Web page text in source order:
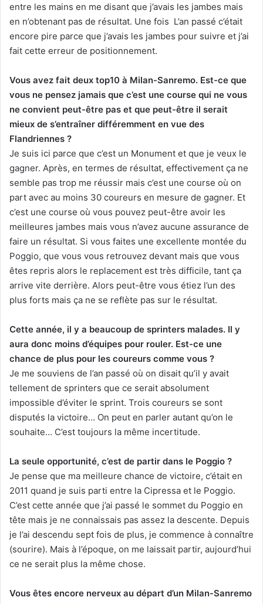
entre les mains en me disant que j’avais les jambes mais
en n’obtenant pas de résultat. Une fois L’an passé c’était
encore pire parce que j’avais les jambes pour suivre et j’ai
fait cette erreur de positionnement.
Vous avez fait deux top10 à Milan-Sanremo. Est-ce que
vous ne pensez jamais que c’est une course qui ne vous
ne convient peut-être pas et que peut-être il serait
mieux de s’entraîner différemment en vue des
Flandriennes ?
Je suis ici parce que c’est un Monument et que je veux le
gagner. Après, en termes de résultat, effectivement ça ne
semble pas trop me réussir mais c’est une course où on
part avec au moins 30 coureurs en mesure de gagner. Et
c’est une course où vous pouvez peut-être avoir les
meilleures jambes mais vous n’avez aucune assurance de
faire un résultat. Si vous faites une excellente montée du
Poggio, que vous vous retrouvez devant mais que vous
êtes repris alors le replacement est très difficile, tant ça
arrive vite derrière. Alors peut-être vous étiez l’un des
plus forts mais ça ne se reflète pas sur le résultat.
Cette année, il y a beaucoup de sprinters malades. Il y
aura donc moins d’équipes pour rouler. Est-ce une
chance de plus pour les coureurs comme vous ?
Je me souviens de l’an passé où on disait qu’il y avait
tellement de sprinters que ce serait absolument
impossible d’éviter le sprint. Trois coureurs se sont
disputés la victoire… On peut en parler autant qu’on le
souhaite… C’est toujours la même incertitude.
La seule opportunité, c’est de partir dans le Poggio ?
Je pense que ma meilleure chance de victoire, c’était en
2011 quand je suis parti entre la Cipressa et le Poggio.
C’est cette année que j’ai passé le sommet du Poggio en
tête mais je ne connaissais pas assez la descente. Depuis
je l’ai descendu sept fois de plus, je commence à connaître
(sourire). Mais à l’époque, on me laissait partir, aujourd’hui
ce ne serait plus la même chose.
Vous êtes encore nerveux au départ d’un Milan-Sanremo